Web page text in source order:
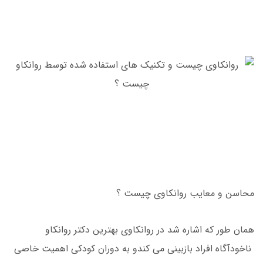
محاسن و معایب روانکاوی چیست ؟
همان طور که اشاره شد در روانکاوی بهترین دکتر روانکاو
ناخودآگاه افراد بازبینی می کندو به دوران کودکی اهمیت خاصی